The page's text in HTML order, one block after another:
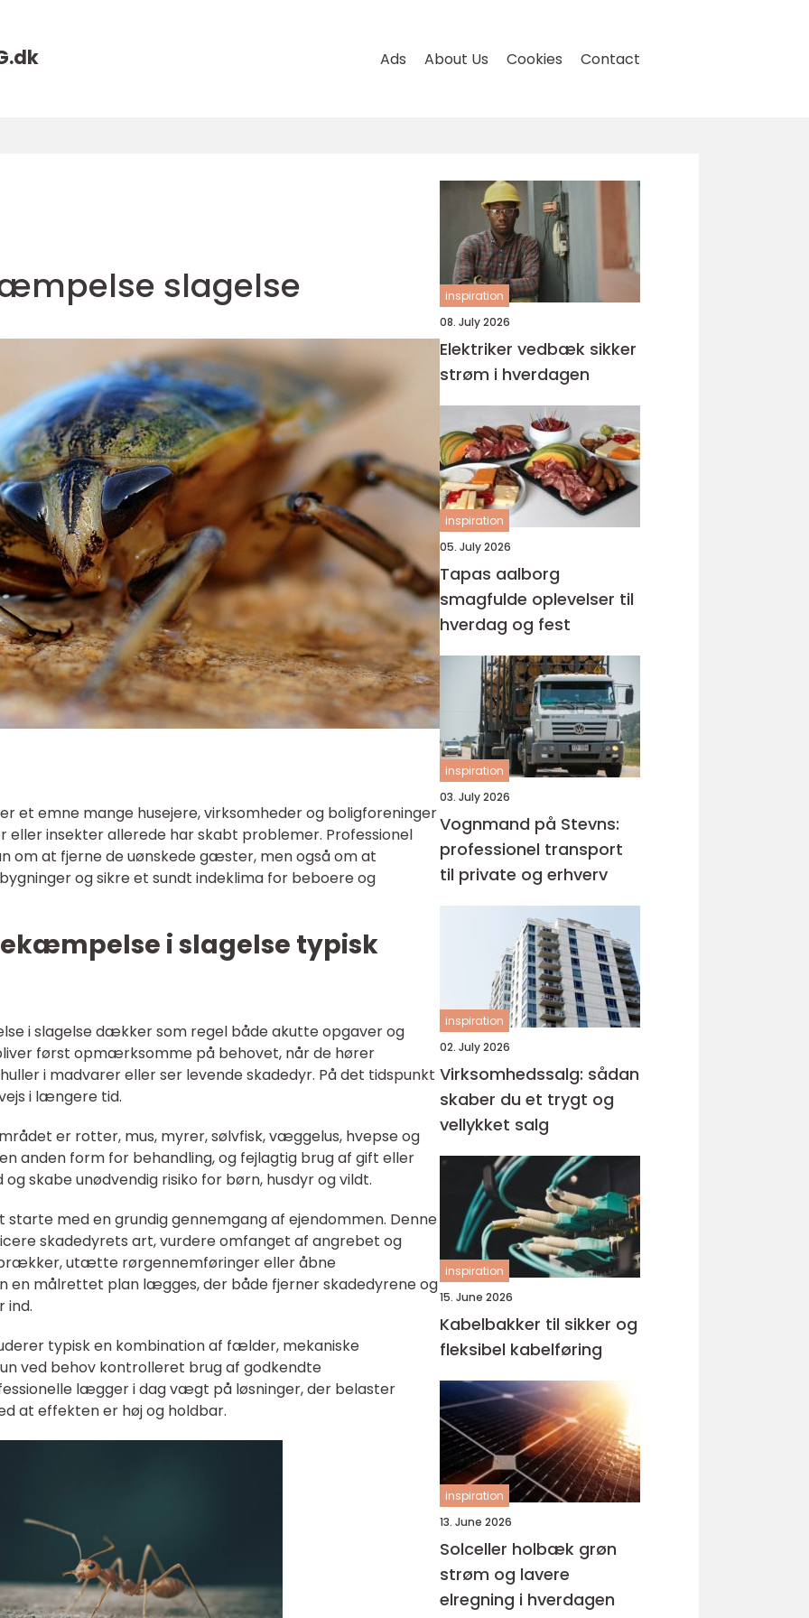
dk Ads About Us Cookies Contact
slagelse
et emne mange husejere, virksomheder og boligforeninger
insekter allerede har skabt problemer. Professionel
om at fjerne de uønskede gæster, men også om at
og sikre et sundt indeklima for beboere og
i slagelse typisk
i slagelse dækker som regel både akutte opgaver og
først opmærksomme på behovet, når de hører
i madvarer eller ser levende skadedyr. På det tidspunkt
i længere tid.
er rotter, mus, myrer, sølvfisk, væggelus, hvepse og
anden form for behandling, og fejlagtig brug af gift eller
skabe unødvendig risiko for børn, husdyr og vildt.
med en grundig gennemgang af ejendommen. Denne
skadedyrets art, vurdere omfanget af angrebet og
utætte rørgennemføringer eller åbne
en målrettet plan lægges, der både fjerner skadedyrene og
ind.
typisk en kombination af fælder, mekaniske
ved behov kontrolleret brug af godkendte
lægger i dag vægt på løsninger, der belaster
at effekten er høj og holdbar.
inspiration
08. July 2026
Elektriker vedbæk sikker
strøm i hverdagen
inspiration
05. July 2026
Tapas aalborg
smagfulde oplevelser til
hverdag og fest
inspiration
03. July 2026
Vognmand på Stevns:
professionel transport
til private og erhverv
inspiration
02. July 2026
Virksomhedssalg: sådan
skaber du et trygt og
vellykket salg
inspiration
15. June 2026
Kabelbakker til sikker og
fleksibel kabelføring
inspiration
13. June 2026
Solceller holbæk grøn
strøm og lavere
elregning i hverdagen